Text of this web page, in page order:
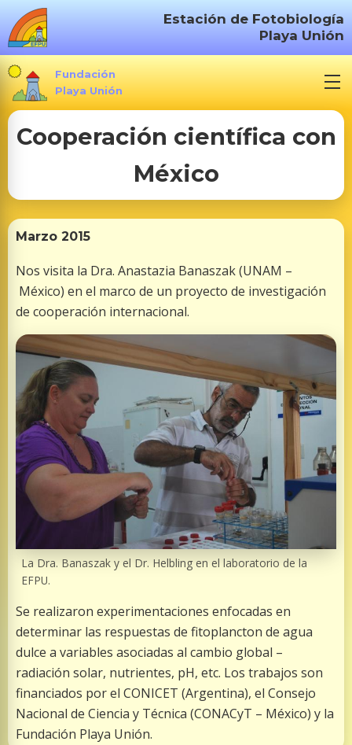
t
Estación de Fotobiología
Playa Unión
Fundación
Playa Unión
Cooperación científica con
México
Marzo 2015
Nos visita la Dra. Anastazia Banaszak (UNAM –
México) en el marco de un proyecto de investigación
de cooperación internacional.
La Dra. Banaszak y el Dr. Helbling en el laboratorio de la
EFPU.
Se realizaron experimentaciones enfocadas en
determinar las respuestas de fitoplancton de agua
dulce a variables asociadas al cambio global –
radiación solar, nutrientes, pH, etc. Los trabajos son
financiados por el CONICET (Argentina), el Consejo
Nacional de Ciencia y Técnica (CONACyT – México) y la
Fundación Playa Unión.